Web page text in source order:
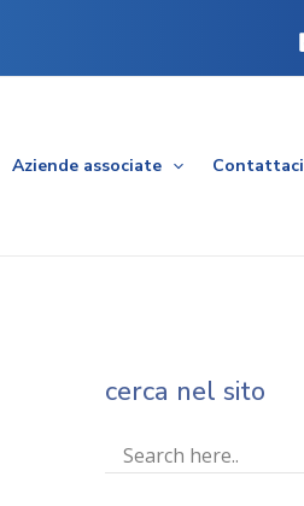
Aziende associate Contattaci
cerca nel sito